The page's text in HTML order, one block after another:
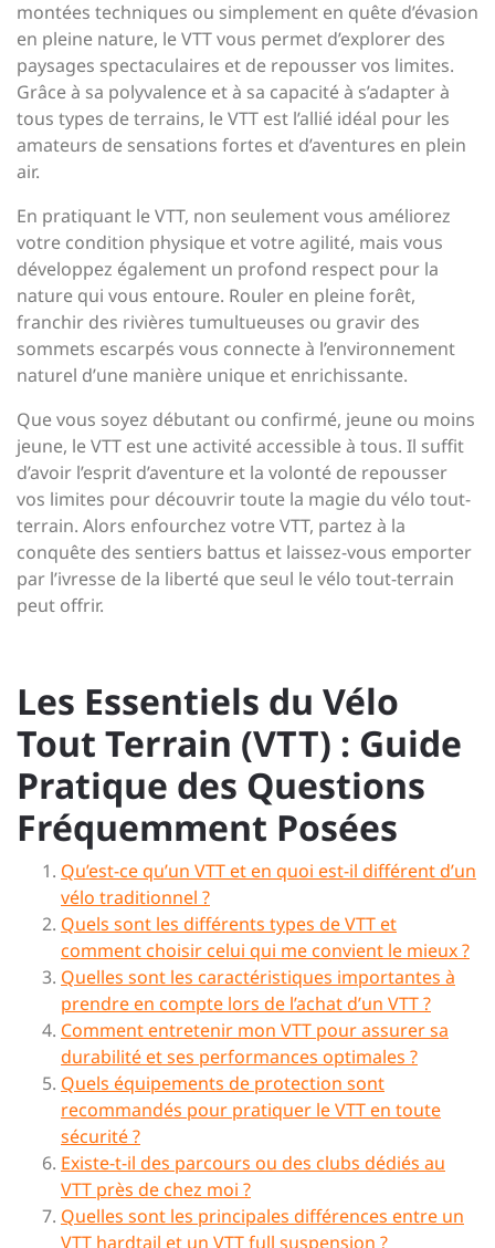
montées techniques ou simplement en quête d’évasion
en pleine nature, le VTT vous permet d’explorer des
paysages spectaculaires et de repousser vos limites.
Grâce à sa polyvalence et à sa capacité à s’adapter à
tous types de terrains, le VTT est l’allié idéal pour les
amateurs de sensations fortes et d’aventures en plein
air.
En pratiquant le VTT, non seulement vous améliorez
votre condition physique et votre agilité, mais vous
développez également un profond respect pour la
nature qui vous entoure. Rouler en pleine forêt,
franchir des rivières tumultueuses ou gravir des
sommets escarpés vous connecte à l’environnement
naturel d’une manière unique et enrichissante.
Que vous soyez débutant ou confirmé, jeune ou moins
jeune, le VTT est une activité accessible à tous. Il suffit
d’avoir l’esprit d’aventure et la volonté de repousser
vos limites pour découvrir toute la magie du vélo tout-
terrain. Alors enfourchez votre VTT, partez à la
conquête des sentiers battus et laissez-vous emporter
par l’ivresse de la liberté que seul le vélo tout-terrain
peut offrir.
Les Essentiels du Vélo
Tout Terrain (VTT) : Guide
Pratique des Questions
Fréquemment Posées
Qu’est-ce qu’un VTT et en quoi est-il différent d’un
vélo traditionnel ?
Quels sont les différents types de VTT et
comment choisir celui qui me convient le mieux ?
Quelles sont les caractéristiques importantes à
prendre en compte lors de l’achat d’un VTT ?
Comment entretenir mon VTT pour assurer sa
durabilité et ses performances optimales ?
Quels équipements de protection sont
recommandés pour pratiquer le VTT en toute
sécurité ?
Existe-t-il des parcours ou des clubs dédiés au
VTT près de chez moi ?
Quelles sont les principales différences entre un
VTT hardtail et un VTT full suspension ?